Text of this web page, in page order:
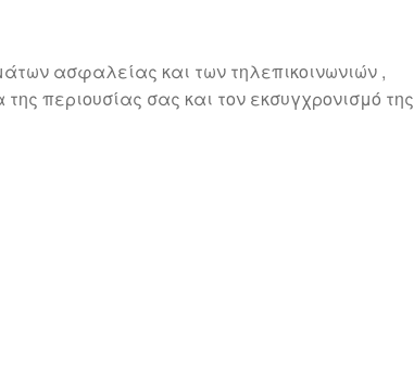
ασφαλείας και των τηλεπικοινωνιών ,
περιουσίας σας και τον εκσυγχρονισμό της